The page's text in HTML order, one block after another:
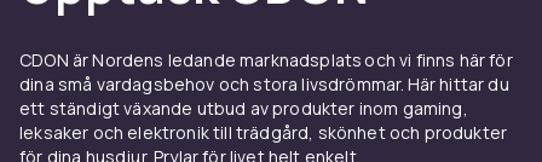
effektivt sätt. Produkterna inom vårt sortiment
är noggrant utvalda för att garantera hög
prestanda och långvarig användning. Vi
erbjuder olika typer av brytare, inklusive
CDON är Nordens ledande marknadsplats och vi finns här för
dina små vardagsbehov och stora livsdrömmar. Här hittar du
ett ständigt växande utbud av produkter inom gaming,
leksaker och elektronik till trädgård, skönhet och produkter
för dina husdjur. Prylar för livet helt enkelt.